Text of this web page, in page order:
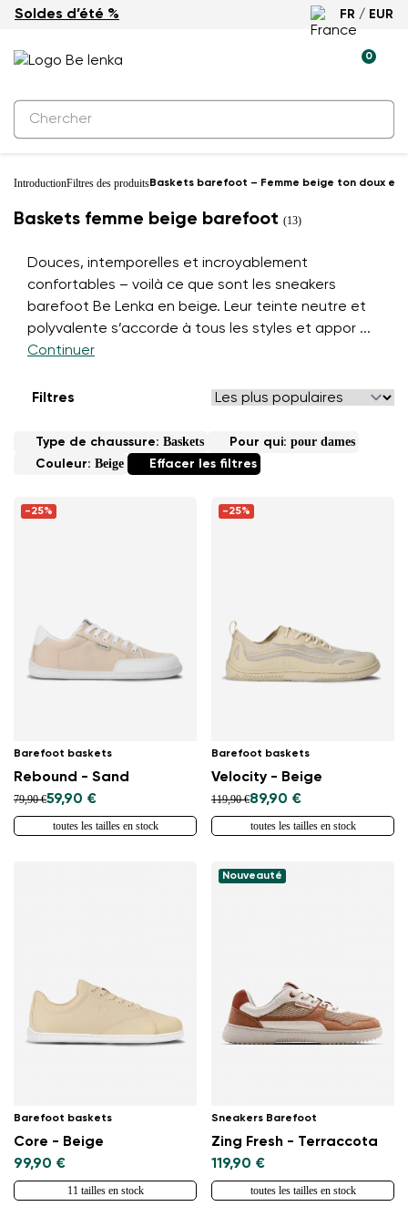
Soldes d’été % FR / EUR
0
IntroductionFiltres des produitsBaskets barefoot – Femme beige ton doux et
Baskets femme beige barefoot (13)
Douces, intemporelles et incroyablement
confortables – voilà ce que sont les sneakers
barefoot Be Lenka en beige. Leur teinte neutre et
polyvalente s’accorde à tous les styles et appor ...
Continuer
Filtres
Type de chaussure: Baskets Pour qui: pour dames
Couleur: Beige Effacer les filtres
-25%
Barefoot baskets
Rebound - Sand
79,90 €59,90 €
toutes les tailles en stock
-25%
Barefoot baskets
Velocity - Beige
119,90 €89,90 €
toutes les tailles en stock
Barefoot baskets
Core - Beige
99,90 €
11 tailles en stock
Nouveauté
Sneakers Barefoot
Zing Fresh - Terraccota
119,90 €
toutes les tailles en stock